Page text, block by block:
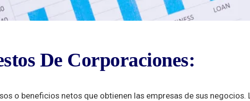
DeDe Corporaciones:
o beneficios netos que obtienen las empresas de sus negocios.